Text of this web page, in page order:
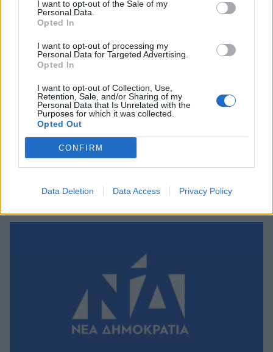
I want to opt-out of the Sale of my
Personal Data.
Opted In
I want to opt-out of processing my
Personal Data for Targeted Advertising.
Opted In
I want to opt-out of Collection, Use,
Retention, Sale, and/or Sharing of my
Personal Data that Is Unrelated with the
Purposes for which it was collected.
Opted Out
CONFIRM
Data Deletion Data Access Privacy Policy